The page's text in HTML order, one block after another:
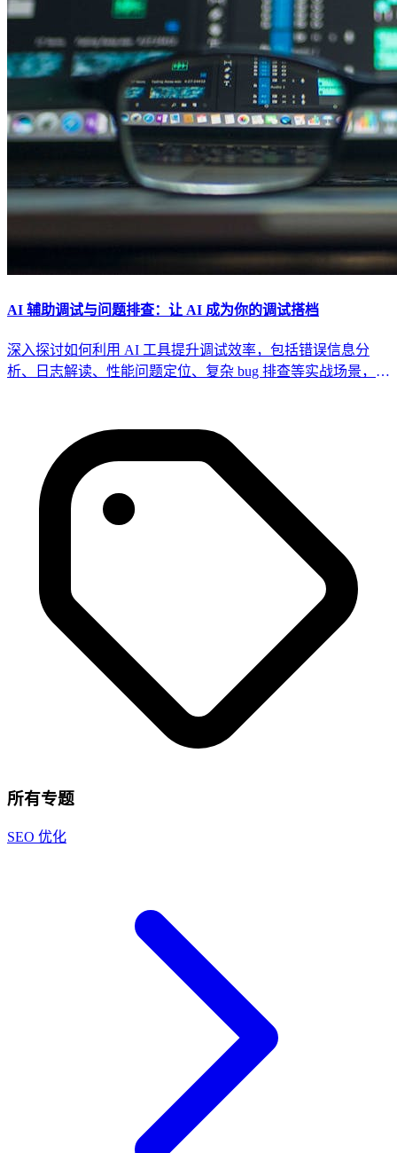
AI 辅助调试与问题排查：让 AI 成为你的调试搭档
深入探讨如何利用 AI 工具提升调试效率，包括错误信息分
析、日志解读、性能问题定位、复杂 bug 排查等实战场景，构
所有专题
SEO 优化